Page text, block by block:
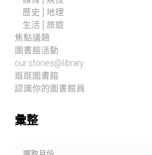
歷史│地理
生活│旅遊
焦點議題
圖書館活動
our stories@library
逛逛圖書館
認識你的圖書館員
彙整